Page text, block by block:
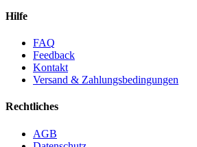
Hilfe
FAQ
Feedback
Kontakt
Versand & Zahlungsbedingungen
Rechtliches
AGB